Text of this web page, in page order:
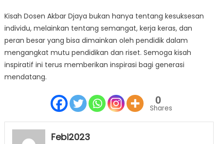
Kisah Dosen Akbar Djaya bukan hanya tentang kesuksesan
individu, melainkan tentang semangat, kerja keras, dan
peran besar yang bisa dimainkan oleh pendidik dalam
mengangkat mutu pendidikan dan riset. Semoga kisah
inspiratif ini terus memberikan inspirasi bagi generasi
mendatang.
0
Shares
Febi2023